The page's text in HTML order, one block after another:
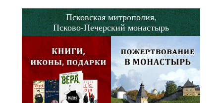
Псковская митрополия,
Псково-Печерский монастырь